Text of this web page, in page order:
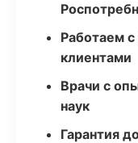
Работаем
клиентами
Врачи с
наук
Гарантия